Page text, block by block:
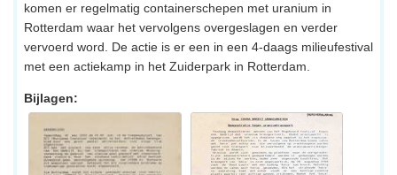
komen er regelmatig containerschepen met uranium in
Rotterdam waar het vervolgens overgeslagen en verder
vervoerd word. De actie is er een in een 4-daags milieufestival
met een actiekamp in het Zuiderpark in Rotterdam.
Bijlagen: